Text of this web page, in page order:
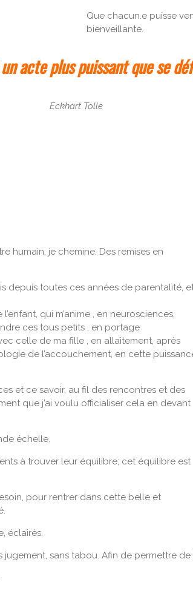
Que chacun.e puisse
bienveillante.
acte plus puissant que se
Eckhart Tolle
humain, je chemine. Des remises en
depuis toutes ces années de parentalité,
qui m’anime , en neurosciences,
ces tous petits , en portage
celle de ma fille , en allaitement, après
de l’accouchement, en cette
et ce savoir, au fil des rencontres et des
que j’ai voulu officialiser cela en devant
échelle.
à trouver leur équilibre; cet équilibre est
pour rentrer dans cette belle et
éclairés.
sans tabou. Afin de permettre